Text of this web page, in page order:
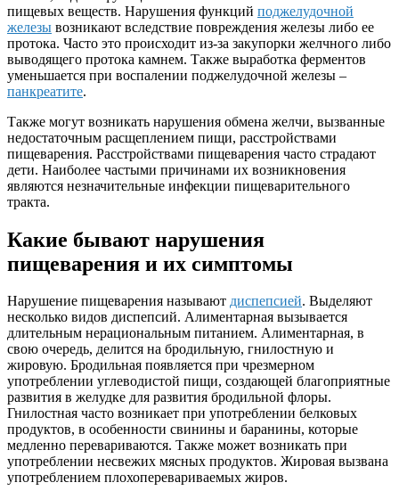
пищевых веществ. Нарушения функций поджелудочной
железы возникают вследствие повреждения железы либо ее
протока. Часто это происходит из-за закупорки желчного либо
выводящего протока камнем. Также выработка ферментов
уменьшается при воспалении поджелудочной железы –
панкреатите.
Также могут возникать нарушения обмена желчи, вызванные
недостаточным расщеплением пищи, расстройствами
пищеварения. Расстройствами пищеварения часто страдают
дети. Наиболее частыми причинами их возникновения
являются незначительные инфекции пищеварительного
тракта.
Какие бывают нарушения
пищеварения и их симптомы
Нарушение пищеварения называют диспепсией. Выделяют
несколько видов диспепсий. Алиментарная вызывается
длительным нерациональным питанием. Алиментарная, в
свою очередь, делится на бродильную, гнилостную и
жировую. Бродильная появляется при чрезмерном
употреблении углеводистой пищи, создающей благоприятные
развития в желудке для развития бродильной флоры.
Гнилостная часто возникает при употреблении белковых
продуктов, в особенности свинины и баранины, которые
медленно перевариваются. Также может возникать при
употреблении несвежих мясных продуктов. Жировая вызвана
употреблением плохоперевариваемых жиров.